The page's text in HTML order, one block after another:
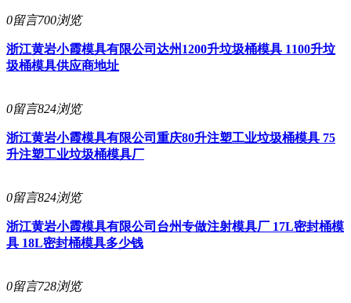
0留言700浏览
浙江黄岩小霞模具有限公司 达州1200升垃圾桶模具 1100升垃
圾桶模具供应商地址
0留言824浏览
浙江黄岩小霞模具有限公司 重庆80升注塑工业垃圾桶模具 75
升注塑工业垃圾桶模具厂
0留言824浏览
浙江黄岩小霞模具有限公司 台州专做注射模具厂 17L密封桶模
具 18L密封桶模具多少钱
0留言728浏览